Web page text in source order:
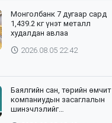
Монголбанк 7 дугаар сард
1,439.2 кг үнэт металл
худалдан авлаа
2026.08.05 22:42
Баялгийн сан, төрийн өмчит
компаниудын засаглалын
шинэчлэлийг